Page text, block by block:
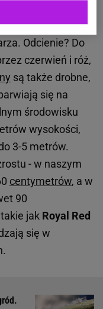
Puszyste
przypominają
Odcienie? Do
czerwień i róż,
są także drobne,
się na
środowisku
wysokości,
3-5 metrów.
- w naszym
centymetrów, a w
90
jak Royal Red
się w